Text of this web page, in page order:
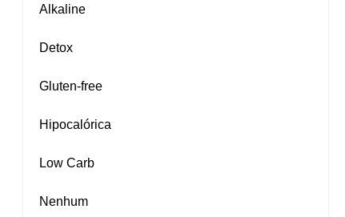
Alkaline
Detox
Gluten‑free
Hipocalórica
Low Carb
Nenhum